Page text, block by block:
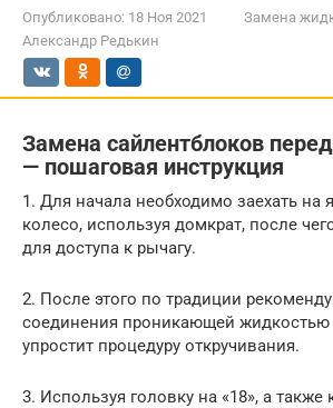
Опубликовано: 18 Ноя 2021
Замена
Александр Редькин
Замена сайлентблоков
— пошаговая инструкция
1. Для начала необходимо заехать на
колесо, используя домкрат, после
для доступа к рычагу.
2. После этого по традиции
соединения проникающей жидкостью
упростит процедуру откручивания.
3. Используя головку на «18», а также